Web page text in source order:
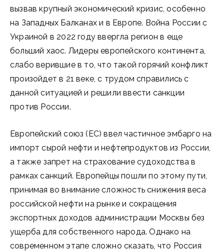
вызвав крупный экономический кризис, особенно
на Западных Балканах и в Европе. Война России с
Украиной в 2022 году ввергла регион в еще
больший хаос. Лидеры европейского континента,
слабо верившие в то, что такой горячий конфликт
произойдет в 21 веке, с трудом справились с
данной ситуацией и решили ввести санкции
против России.
Европейский союз (ЕС) ввел частичное эмбарго на
импорт сырой нефти и нефтепродуктов из России,
а также запрет на страхование судоходства в
рамках санкций. Европейцы пошли по этому пути,
принимая во внимание сложность снижения веса
российской нефти на рынке и сокращения
экспортных доходов администрации Москвы без
ущерба для собственного народа. Однако на
современном этапе сложно сказать, что Россия